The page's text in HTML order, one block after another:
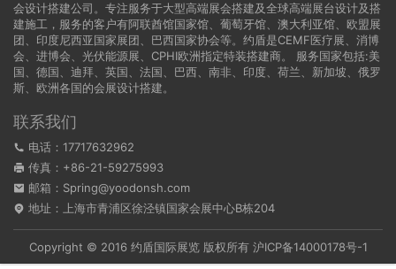
会设计搭建公司。专注服务于大型高端展会搭建及全球高端展台设计及搭
建施工，服务的客户有阿联酋馆国家馆、葡萄牙馆、澳大利亚馆、欧盟展
团、印度尼西亚国家展团、巴西国家协会等。约盾是CEMF医疗展、消博
会、进博会、光伏能源展、CPHI欧洲指定特装搭建商。 服务国家包括:美
国
德国 、迪拜、英国、法国、巴西、南非、印度、荷兰、新加坡、俄罗
斯、欧洲各国的会展设计搭建。
联系我们
电话：17717632962
传真：+86-21-59275993
邮箱：Spring@yoodonsh.com
地址：上海市青浦区徐泾镇国家会展中心B栋204
Copyright © 2016 约盾国际展览 版权所有 沪ICP备14000178号-1